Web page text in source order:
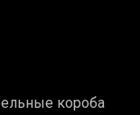
короба